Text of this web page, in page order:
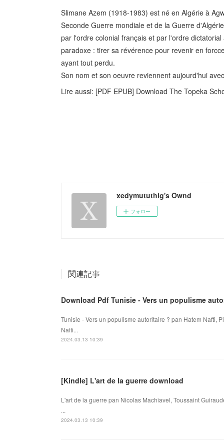
Slimane Azem (1918-1983) est né en Algérie à
Seconde Guerre mondiale et de la Guerre
par l'ordre colonial français et par l'ordre
paradoxe : tirer sa révérence pour revenir en
ayant tout perdu.
Son nom et son oeuvre reviennent aujourd'hui
Lire aussi: [PDF EPUB] Download The Topeka
xedymututhig's Ownd
フォロー
関連記事
Download Pdf Tunisie - Vers un populisme
Tunisie - Vers un populisme autoritaire ? pan Hatem Nafti,
Nafti...
2024.03.13 10:39
[Kindle] L'art de la guerre download
L'art de la guerre pan Nicolas Machiavel, Toussaint
...
2024.03.13 10:39